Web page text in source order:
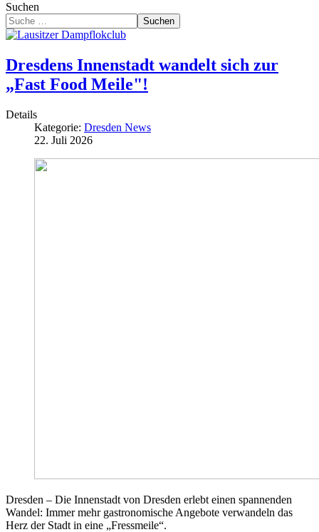
Suchen
Suchen
Dresdens Innenstadt wandelt sich zur
„Fast Food Meile"!
Details
Kategorie: Dresden News
22. Juli 2026
Dresden – Die Innenstadt von Dresden erlebt einen spannenden
Wandel: Immer mehr gastronomische Angebote verwandeln das
Herz der Stadt in eine „Fressmeile“.